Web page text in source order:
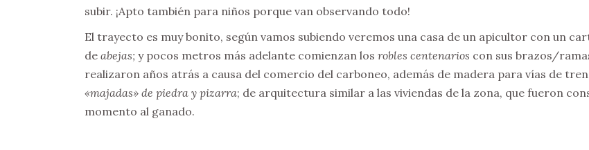
subir. ¡Apto también para niños porque van observando todo!
El trayecto es muy bonito, según vamos subiendo veremos una casa de un apicultor con un
de abejas; y pocos metros más adelante comienzan los robles centenarios con sus brazos/
realizaron años atrás a causa del comercio del carboneo, además de madera para vías de
«majadas» de piedra y pizarra; de arquitectura similar a las viviendas de la zona, que fueron
momento al ganado.